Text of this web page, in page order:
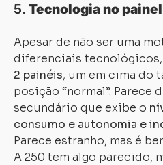
5. Tecnologia no painel
Apesar de não ser uma
diferenciais
2 painéis, um em cima do
posição “normal”. Parece
secundário que exibe o
consumo e autonomia e
Parece estranho, mas é
A 250 tem algo parecido,